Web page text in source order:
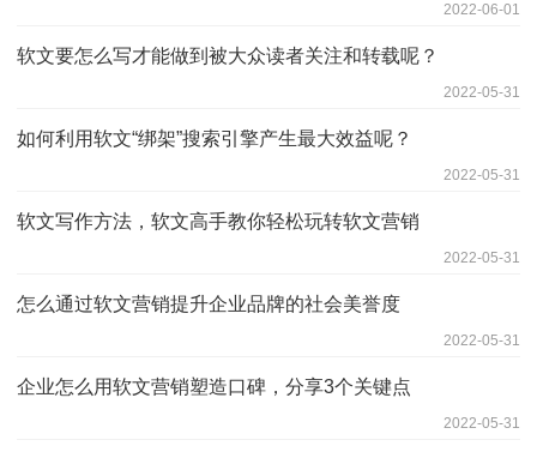
2022-06-01
软文要怎么写才能做到被大众读者关注和转载呢？
2022-05-31
如何利用软文“绑架”搜索引擎产生最大效益呢？
2022-05-31
软文写作方法，软文高手教你轻松玩转软文营销
2022-05-31
怎么通过软文营销提升企业品牌的社会美誉度
2022-05-31
企业怎么用软文营销塑造口碑，分享3个关键点
2022-05-31